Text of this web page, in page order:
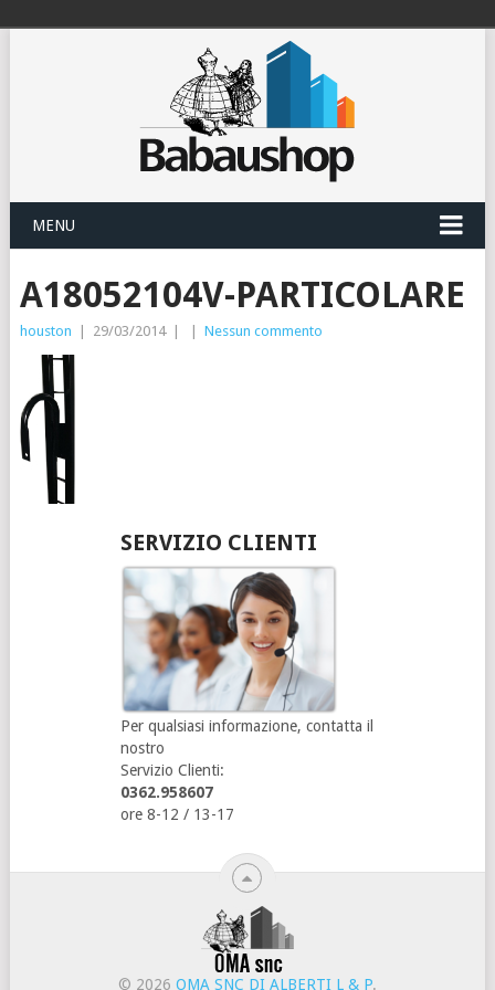
MENU
A18052104V-PARTICOLARE
houston 29/03/2014 Nessun commento
SERVIZIO CLIENTI
Per qualsiasi informazione, contatta il
nostro
Servizio Clienti:
0362.958607
ore 8-12 / 13-17
© 2026 OMA SNC DI ALBERTI L & P.